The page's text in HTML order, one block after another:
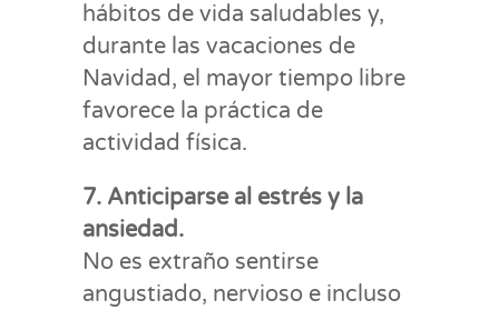
hábitos de vida saludables y,
durante las vacaciones de
Navidad, el mayor tiempo libre
favorece la práctica de
actividad física.
7. Anticiparse al estrés y la
ansiedad.
No es extraño sentirse
angustiado, nervioso e incluso